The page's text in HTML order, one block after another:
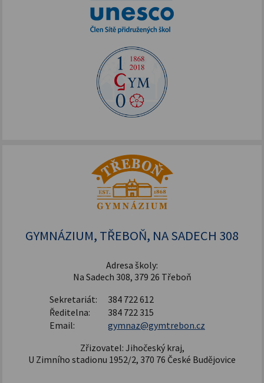
GYMNÁZIUM, TŘEBOŇ, NA SADECH 308
Adresa školy:
Na Sadech 308, 379 26 Třeboň
Sekretariát:
384 722 612
Ředitelna:
384 722 315
Email:
gymnaz@gymtrebon.cz
Zřizovatel: Jihočeský kraj,
U Zimního stadionu 1952/2, 370 76 České Budějovice